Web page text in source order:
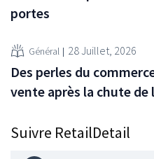
portes
Général 28 Juillet, 2026
Des perles du
vente après la chute de
Suivre RetailDetail